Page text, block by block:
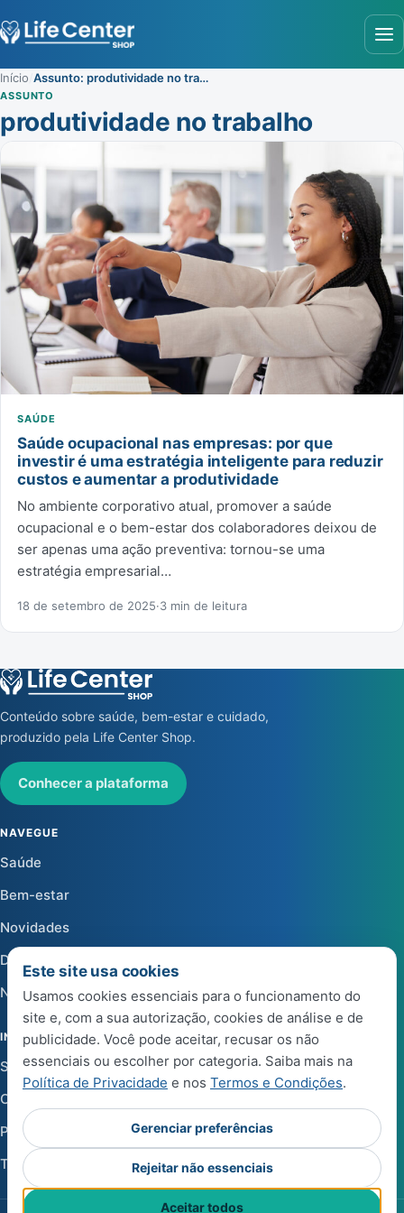
Início Assunto: produtividade no trabalho
ASSUNTO
produtividade no trabalho
SAÚDE
Saúde ocupacional nas empresas: por que
investir é uma estratégia inteligente para reduzir
custos e aumentar a produtividade
No ambiente corporativo atual, promover a saúde
ocupacional e o bem-estar dos colaboradores deixou de
ser apenas uma ação preventiva: tornou-se uma
estratégia empresarial…
18 de setembro de 2025·3 min de leitura
Conteúdo sobre saúde, bem-estar e cuidado,
produzido pela Life Center Shop.
Conhecer a plataforma
NAVEGUE
Saúde
Bem-estar
Novidades
Dicas
Notícias
INSTITUCIONAL
Sobre a Life Center Shop
Central de Ajuda
Política de Privacidade
Termos e Condições de Uso
Este site usa cookies
Usamos cookies essenciais para o funcionamento do
site e, com a sua autorização, cookies de análise e de
publicidade. Você pode aceitar, recusar os não
essenciais ou escolher por categoria. Saiba mais na
Política de Privacidade e nos Termos e Condições.
Gerenciar preferências
Rejeitar não essenciais
Aceitar todos